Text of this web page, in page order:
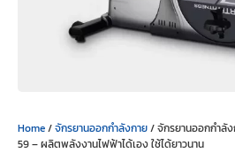
Home/จักรยานออกกำลังกาย/ จักรยานออกกำลั
59 – ผลิตพลังงานไฟฟ้าได้เอง ใช้ได้ยาวนาน